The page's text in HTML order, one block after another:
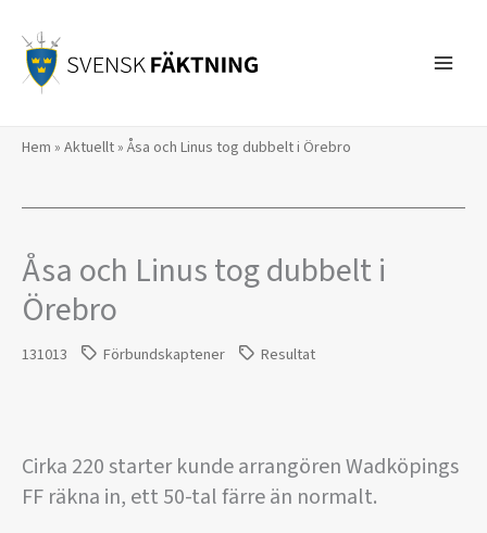
innehåll
Hem » Aktuellt»Åsa och Linus tog dubbelt i Örebro
Åsa och Linus tog dubbelt i
Örebro
131013 Förbundskaptener Resultat
Cirka 220 starter kunde arrangören Wadköpings
FF räkna in, ett 50-tal färre än normalt.